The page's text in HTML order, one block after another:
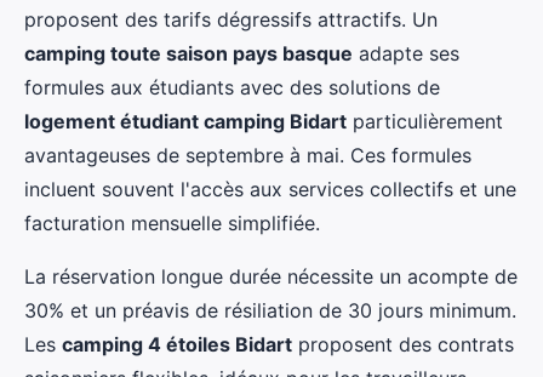
proposent des tarifs dégressifs attractifs. Un
camping toute saison pays basque adapte ses
formules aux étudiants avec des solutions de
logement étudiant camping Bidart particulièrement
avantageuses de septembre à mai. Ces formules
incluent souvent l'accès aux services collectifs et une
facturation mensuelle simplifiée.
La réservation longue durée nécessite un acompte de
30% et un préavis de résiliation de 30 jours minimum.
Les camping 4 étoiles Bidart proposent des contrats